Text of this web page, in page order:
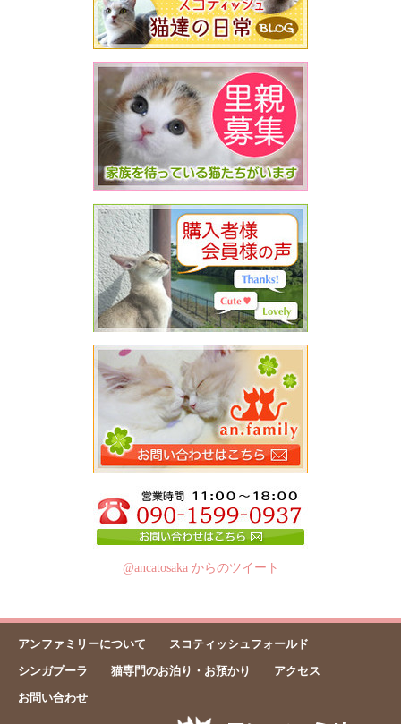
@ancatosaka からのツイート
アンファミリーについて
スコティッシュフォールド
シンガプーラ
猫専門のお泊り・お預かり
アクセス
お問い合わせ